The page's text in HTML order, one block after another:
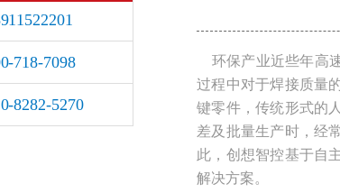
环保产业近些年高
过程中对于焊接质量
键零件，传统形式的
差及批量生产时，经
此，创想智控基于自
解决方案。
718-7098
8282-5270